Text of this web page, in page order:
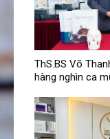
ThS.BS Võ
hàng nghìn ca